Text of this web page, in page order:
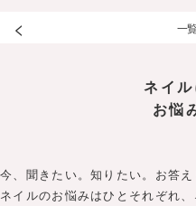
< 一
ネイ
お悩
今、聞きたい。知りたい。お答え
ネイルのお悩みはひとそれぞれ